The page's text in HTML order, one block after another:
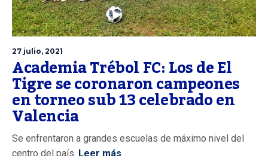
27 julio, 2021
Academia Trébol FC: Los de El
Tigre se coronaron campeones
en torneo sub 13 celebrado en
Valencia
Se enfrentaron a grandes escuelas de máximo nivel del
centro del país. Leer más